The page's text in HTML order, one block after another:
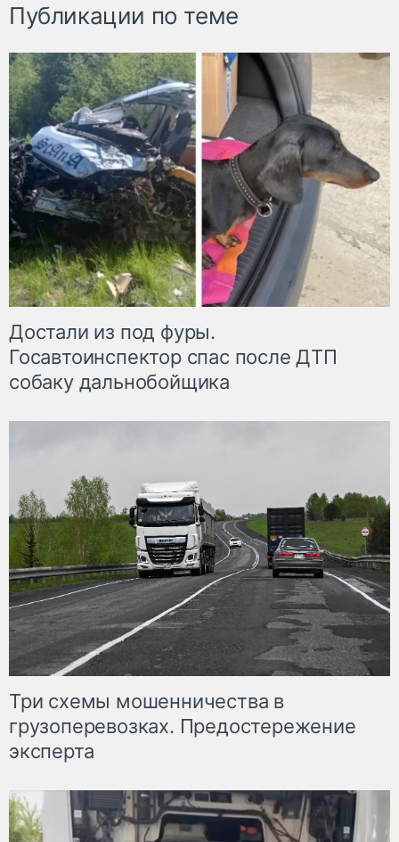
Публикации по теме
Достали из под фуры.
Госавтоинспектор спас после ДТП
собаку дальнобойщика
Три схемы мошенничества в
грузоперевозках. Предостережение
эксперта